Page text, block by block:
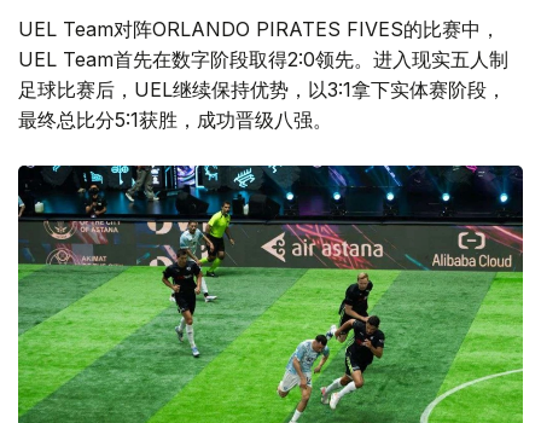
UEL Team对阵ORLANDO PIRATES FIVES的比赛中，
UEL Team首先在数字阶段取得2:0领先。进入现实五人制
足球比赛后，UEL继续保持优势，以3:1拿下实体赛阶段，
最终总比分5:1获胜，成功晋级八强。